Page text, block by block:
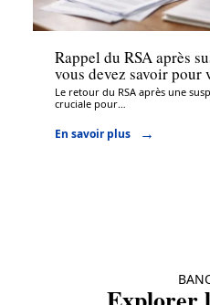
Assurance
Rappel du RSA après
vous devez savoir pour
Le retour du RSA après une
cruciale pour…
En savoir plus